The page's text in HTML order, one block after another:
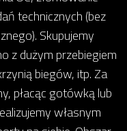
technicznych (bez
Skupujemy
z dużym przebiegiem
biegów, itp. Za
płacąc gotówką lub
własnym